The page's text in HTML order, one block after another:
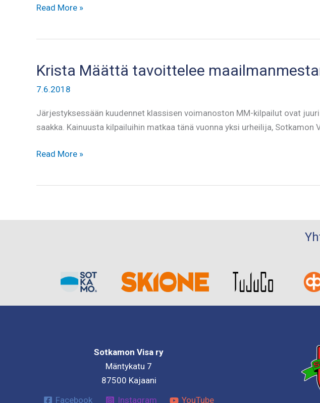
Määtälle
pronssia
Read More »
Krista Määttä tavoittelee
7.6.2018
Järjestyksessään kuudennet klassisen voimanoston MM-kilpailut ovat
saakka. Kainuusta kilpailuihin matkaa tänä vuonna yksi urheilija,
Krista
Read More »
Sotkamon Visa ry
Mäntykatu 7
87500 Kajaani
Facebook
Instagram YouTube